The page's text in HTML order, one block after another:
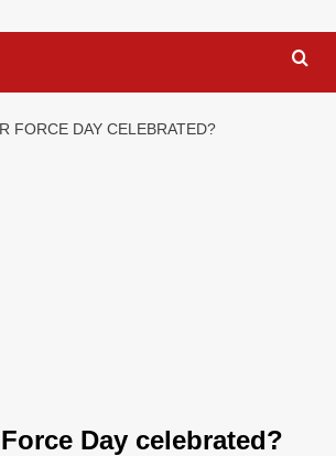
FORCE DAY CELEBRATED?
Day celebrated?